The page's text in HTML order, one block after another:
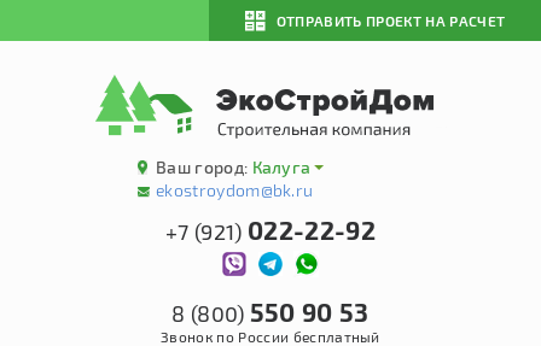
ОТПРАВИТЬ ПРОЕКТ НА РАСЧЕТ
Ваш город: Калуга
ekostroydom@bk.ru
+7 (921) 022-22-92
8 (800) 550 90 53
Звонок по России бесплатный